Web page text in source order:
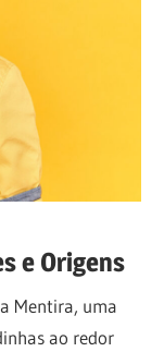
e Origens
Mentira, uma
ao redor